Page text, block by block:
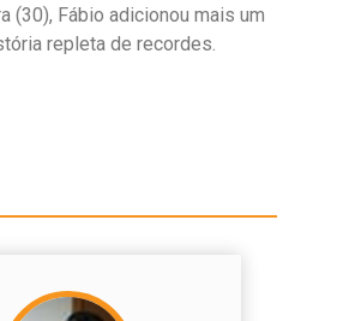
(30), Fábio adicionou mais um
repleta de recordes.